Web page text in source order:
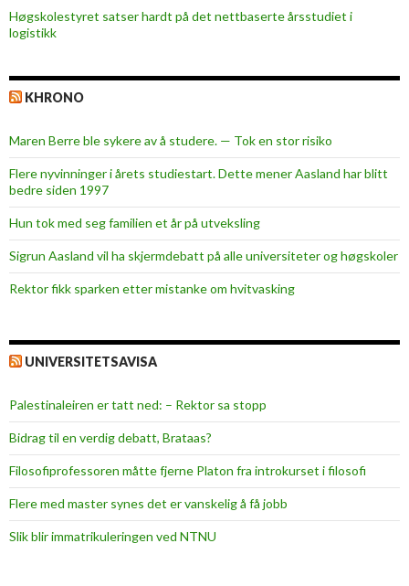
Høgskolestyret satser hardt på det nettbaserte årsstudiet i
logistikk
KHRONO
Maren Berre ble sykere av å studere. — Tok en stor risiko
Flere nyvinninger i årets studiestart. Dette mener Aasland har blitt
bedre siden 1997
Hun tok med seg familien et år på utveksling
Sigrun Aasland vil ha skjerm­debatt på alle universiteter og høgskoler
Rektor fikk sparken etter mistanke om hvitvasking
UNIVERSITETSAVISA
Palestinaleiren er tatt ned: – Rektor sa stopp
Bidrag til en verdig debatt, Brataas?
Filosofiprofessoren måtte fjerne Platon fra introkurset i filosofi
Flere med master synes det er vanskelig å få jobb
Slik blir immatrikuleringen ved NTNU